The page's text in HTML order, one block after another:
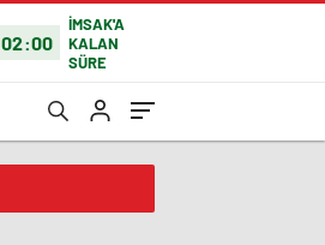
02:00
İMSAK'A
KALAN
SÜRE